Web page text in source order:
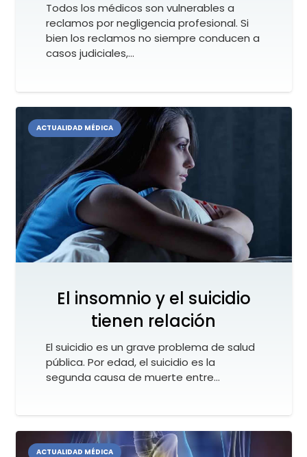
Todos los médicos son vulnerables a
reclamos por negligencia profesional. Si
bien los reclamos no siempre conducen a
casos judiciales,…
ACTUALIDAD MÉDICA
El insomnio y el suicidio
tienen relación
El suicidio es un grave problema de salud
pública. Por edad, el suicidio es la
segunda causa de muerte entre…
ACTUALIDAD MÉDICA